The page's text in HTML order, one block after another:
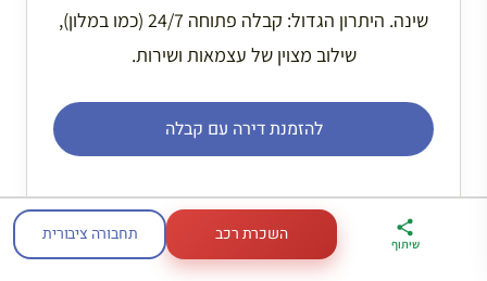
שינה. היתרון הגדול: קבלה פתוחה 24/7 (כמו במלון),
שילוב מצוין של עצמאות ושירות.
להזמנת דירה עם קבלה
ארגז הכלים שלי
לטיול בצרפת
מדריך פריז
במתנה
דברו
איתי בווטסאפ
שיתוף השכרת רכב תחבורה ציבורית